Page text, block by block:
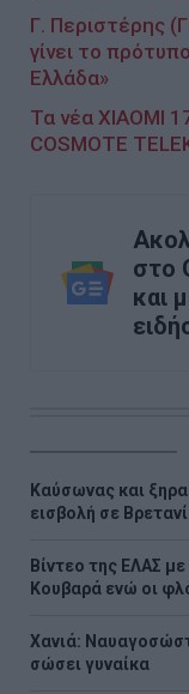
Γ. Περιστέρης
γίνει το
Ελλάδα»
Τα νέα XIAOMI
COSMOTE
στο
και
Καύσωνας και
εισβολή σε
Βίντεο της ΕΛΑΣ
Κουβαρά ενώ οι
Χανιά:
σώσει γυναίκα